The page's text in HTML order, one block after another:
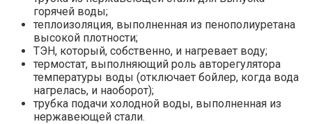
горячей воды;
теплоизоляция, выполненная из пенополиуретана
высокой плотности;
ТЭН, который, собственно, и нагревает воду;
термостат, выполняющий роль авторегулятора
температуры воды (отключает бойлер, когда вода
нагрелась, и наоборот);
трубка подачи холодной воды, выполненная из
нержавеющей стали.